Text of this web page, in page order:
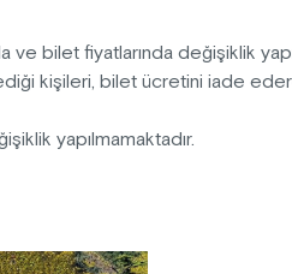
getirilmesini rica ederiz.
yolunda ilerlemek için alanında
katıldı.
bilet fiyatlarında değişiklik
kişileri, bilet ücretini iade
yapılmamaktadır.